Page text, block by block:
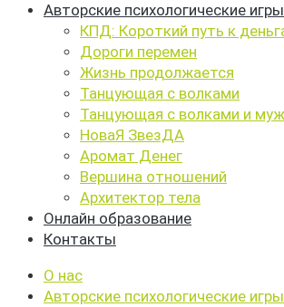
Авторские психологические игры
КПД: Короткий путь к
Дороги перемен
Жизнь продолжается
Танцующая с волками
Танцующая с волками и
НоваЯ ЗвезДА
Аромат Денег
Вершина отношений
Архитектор тела
Онлайн образование
Контакты
О нас
Авторские психологические игры